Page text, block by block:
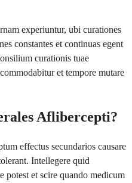
experiuntur, ubi curationes
constantes et continuas egent
curationis tuae
et tempore mutare
Aflibercepti?
effectus secundarios causare
Intellegere quid
potest et scire quando medicum